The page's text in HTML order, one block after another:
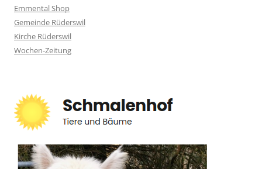
Emmental Shop
Gemeinde Rüderswil
Kirche Rüderswil
Wochen-Zeitung